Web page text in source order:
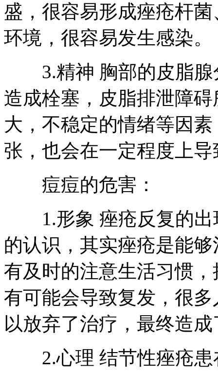
盛，很容易形成痤疮杆
环境，很容易发生感染。
3.精神 胸部的皮脂腺
造成栓塞，皮脂排泄障
大，不稳定的情绪等因
张，也会在一定程度上
痘痘的危害：
1.形象 痤疮反复的出
的认识，其实痤疮是能
有及时的注意生活习惯
有可能会导致复发，很
以放弃了治疗，最终造
2.心理 结节性痤疮患